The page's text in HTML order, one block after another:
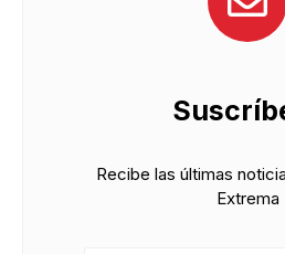
Recibe las últimas
Extrema